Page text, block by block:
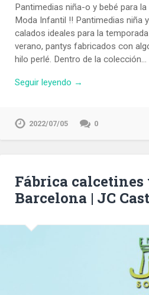
Pantimedias niña-o y bebé para
Moda Infantil !! Pantimedias niña
calados ideales para la
verano, pantys fabricados con
hilo perlé. Dentro de la colección…
Seguir leyendo →
2022/07/05 0
Fábrica calcetines
Barcelona | JC